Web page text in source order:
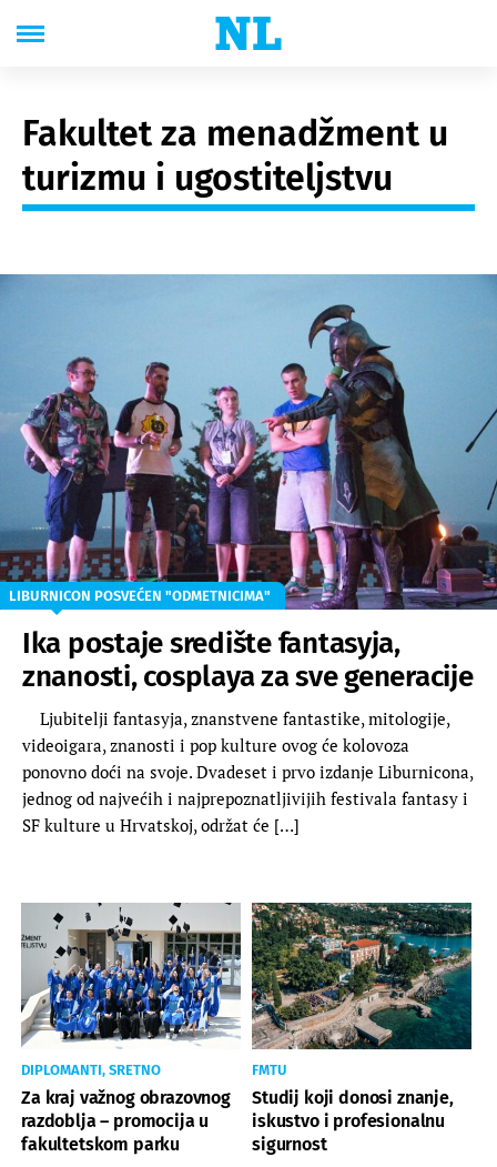
Fakultet za menadžment u
turizmu i ugostiteljstvu
LIBURNICON POSVEĆEN "ODMETNICIMA"
Ika postaje središte fantasyja,
znanosti, cosplaya za sve generacije
Ljubitelji fantasyja, znanstvene fantastike, mitologije,
videoigara, znanosti i pop kulture ovog će kolovoza
ponovno doći na svoje. Dvadeset i prvo izdanje Liburnicona,
jednog od najvećih i najprepoznatljivijih festivala fantasy i
SF kulture u Hrvatskoj, održat će […]
DIPLOMANTI, SRETNO
Za kraj važnog obrazovnog
razdoblja – promocija u
fakultetskom parku
FMTU
Studij koji donosi znanje,
iskustvo i profesionalnu
sigurnost